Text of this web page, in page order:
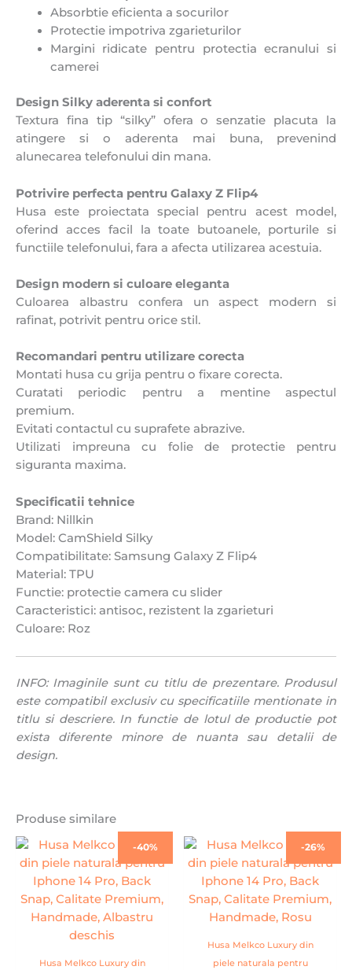
Absorbtie eficienta a socurilor
Protectie impotriva zgarieturilor
Margini ridicate pentru protectia ecranului si
camerei
Design Silky aderenta si confort
Textura fina tip “silky” ofera o senzatie placuta la
atingere si o aderenta mai buna, prevenind
alunecarea telefonului din mana.
Potrivire perfecta pentru Galaxy Z Flip4
Husa este proiectata special pentru acest model,
oferind acces facil la toate butoanele, porturile si
functiile telefonului, fara a afecta utilizarea acestuia.
Design modern si culoare eleganta
Culoarea albastru confera un aspect modern si
rafinat, potrivit pentru orice stil.
Recomandari pentru utilizare corecta
Montati husa cu grija pentru o fixare corecta.
Curatati periodic pentru a mentine aspectul
premium.
Evitati contactul cu suprafete abrazive.
Utilizati impreuna cu folie de protectie pentru
siguranta maxima.
Specificatii tehnice
Brand: Nillkin
Model: CamShield Silky
Compatibilitate: Samsung Galaxy Z Flip4
Material: TPU
Functie: protectie camera cu slider
Caracteristici: antisoc, rezistent la zgarieturi
Culoare: Roz
INFO: Imaginile sunt cu titlu de prezentare. Produsul
este compatibil exclusiv cu specificatiile mentionate in
titlu si descriere. In functie de lotul de productie pot
exista diferente minore de nuanta sau detalii de
design.
Produse similare
-40%
Husa Melkco Luxury din
Prețul
inițial
a
fost:
134,00 lei.
Prețul
este:
79,99 lei.
-26%
Husa Melkco Luxury din
piele naturala pentru
Prețul
inițial
a
fost:
134,00 lei.
Prețul
este:
99,00